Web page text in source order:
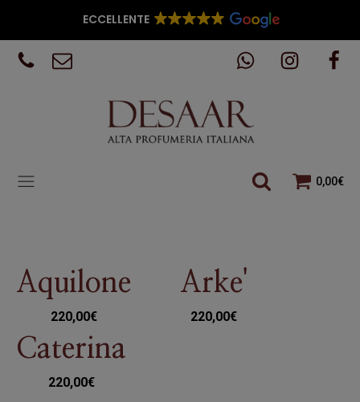
ECCELLENTE
0,00€
Aquilone
220,00€
Arke'
220,00€
Caterina
220,00€